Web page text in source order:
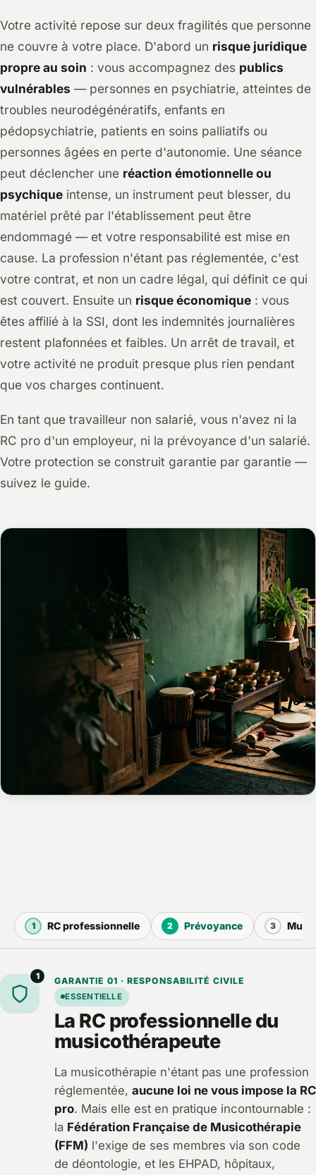
Votre activité repose sur deux fragilités que personne
ne couvre à votre place. D'abord un risque juridique
propre au soin : vous accompagnez des publics
vulnérables — personnes en psychiatrie, atteintes de
troubles neurodégénératifs, enfants en
pédopsychiatrie, patients en soins palliatifs ou
personnes âgées en perte d'autonomie. Une séance
peut déclencher une réaction émotionnelle ou
psychique intense, un instrument peut blesser, du
matériel prêté par l'établissement peut être
endommagé — et votre responsabilité est mise en
cause. La profession n'étant pas réglementée, c'est
votre contrat, et non un cadre légal, qui définit ce qui
est couvert. Ensuite un risque économique : vous
êtes affilié à la SSI, dont les indemnités journalières
restent plafonnées et faibles. Un arrêt de travail, et
votre activité ne produit presque plus rien pendant
que vos charges continuent.
En tant que travailleur non salarié, vous n'avez ni la
RC pro d'un employeur, ni la prévoyance d'un salarié.
Votre protection se construit garantie par garantie —
suivez le guide.
1 GARANTIE 01 · RESPONSABILITÉ CIVILE
ESSENTIELLE
La RC professionnelle du
musicothérapeute
La musicothérapie n'étant pas une profession
réglementée, aucune loi ne vous impose la RC
pro. Mais elle est en pratique incontournable :
la Fédération Française de Musicothérapie
(FFM) l'exige de ses membres via son code
de déontologie, et les EHPAD, hôpitaux,
1 RC professionnelle 2 Prévoyance 3